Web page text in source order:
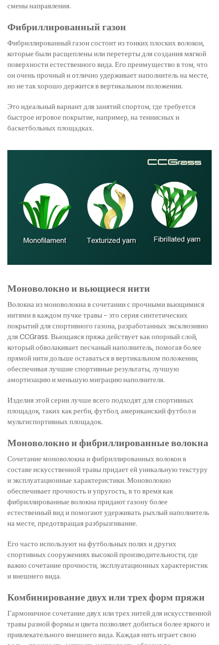
смены направления.
Фибриллированный газон
Фибриллированный газон состоит из тонких плоских волокон,
которые были расщеплены или перетерты для создания мягкой
поверхности естественного вида. Его преимущество в том, что
он очень прочный и отлично удерживает наполнитель на месте,
но не так хорошо держится в вертикальном положении.
Это идеальный вариант для занятий спортом, где требуется
быстрое игровое покрытие, например, на теннисных и
баскетбольных площадках.
Моноволокно и вьющиеся нити
Волокна из моноволокна в сочетании с прочными вьющимися
нитями в каждом пучке травы – это серия синтетических
покрытий для спортивного газона, разработанных эксклюзивно
для CCGrass. Вьющаяся пряжа действует как опорный слой,
который обволакивает песчаный наполнитель, помогая более
прямой нити дольше оставаться в вертикальном положении,
обеспечивая лучшие спортивные результаты, лучшую
амортизацию и меньшую миграцию наполнителя.
Изделия этой серии лучше всего подходят для спортивных
площадок, таких как регби, футбол, американский футбол и
мультиспортивных площадок.
Моноволокно и фибриллированные волокна
Сочетание моноволокна и фибриллированных волокон в
составе искусственной травы придает ей уникальную текстуру
и эксплуатационные характеристики. Моноволокно
обеспечивает прочность и упругость, в то время как
фибриллированные волокна придают газону более
естественный вид и помогают удерживать рыхлый наполнитель
на месте, предотвращая разбрызгивание.
Его часто используют на футбольных полях и других
спортивных сооружениях высокой производительности, где
важно сочетание прочности, эксплуатационных характеристик
и внешнего вида.
Комбинирование двух или трех форм пряжи
Гармоничное сочетание двух или трех нитей для искусственной
травы разной формы и цвета позволяет добиться более яркого и
привлекательного внешнего вида. Каждая нить играет свою